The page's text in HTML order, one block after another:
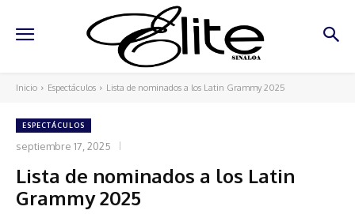
Inicio Espectáculos Lista de nominados a los Latin Grammy 2025
ESPECTÁCULOS
septiembre 17, 2025
Lista de nominados a los Latin
Grammy 2025